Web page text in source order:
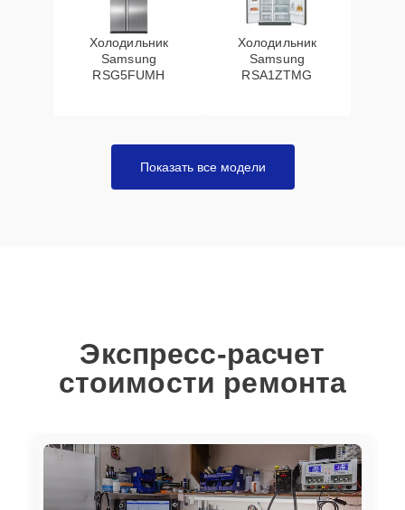
Холодильник
Samsung
RSG5FUMH
Холодильник
Samsung
RSA1ZTMG
Показать все модели
Экспресс-расчет
стоимости ремонта